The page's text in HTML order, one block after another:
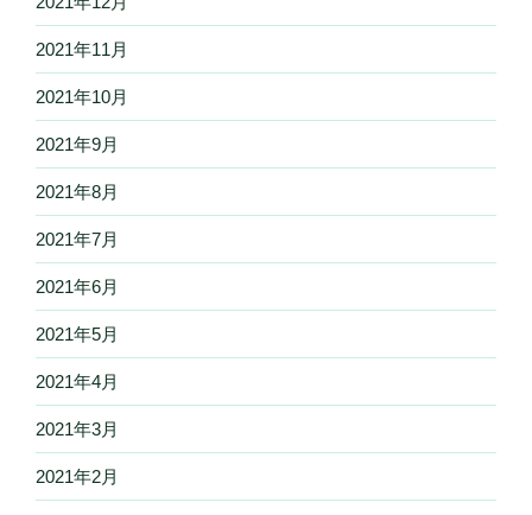
2021年11月
2021年10月
2021年9月
2021年8月
2021年7月
2021年6月
2021年5月
2021年4月
2021年3月
2021年2月